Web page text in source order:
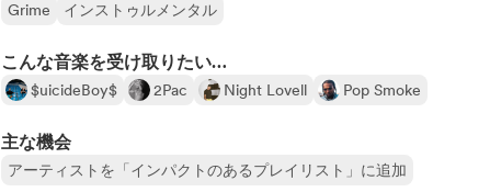
Grime インストゥルメンタル
こんな音楽を受け取りたい…
$uicideBoy$ 2Pac Night Lovell Pop Smoke
主な機会
アーティストを「インパクトのあるプレイリスト」に追加